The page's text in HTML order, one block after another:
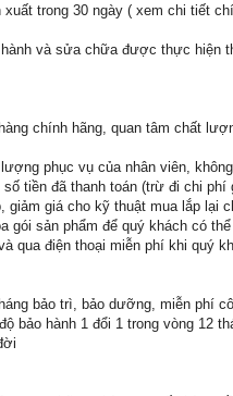
trong 30 ngày ( xem chi tiết
và sửa chữa được thực hiện
chính hãng, quan tâm chất
phục vụ của nhân viên,
tiền đã thanh toán (trừ đi chi phí
giá cho kỹ thuật mua lắp lại
gói sản phẩm để quý khách có
qua điện thoại miễn phí khi quý
bảo trì, bảo dưỡng, miễn phí
bảo hành 1 đổi 1 trong vòng 12